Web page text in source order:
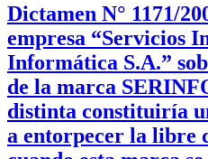
Dictamen N° 1171/
empresa “Servicios
Informática S.A.”
de la marca
distinta constituiría
a entorpecer la libre